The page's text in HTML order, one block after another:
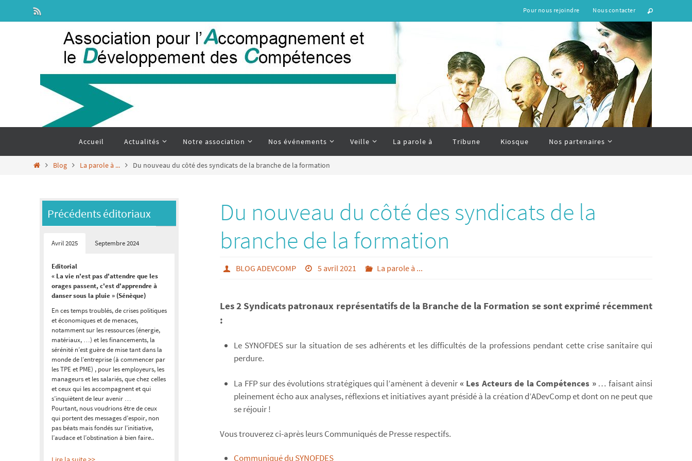
Pour nous rejoindre Nous contacter
Accueil Actualités Notre association Nos événements Veille La parole à Tribune Kiosque Nos partenaires
HomeBlog La parole à ... Du nouveau du côté des syndicats de la branche de la formation
Du nouveau du côté des syndicats de la
branche de la formation
BLOG ADEVCOMP 5 avril 2021 La parole à ...
Les 2 Syndicats patronaux représentatifs de la Branche de la Formation se sont exprimé récemment
:
Le SYNOFDES sur la situation de ses adhérents et les difficultés de la professions pendant cette crise sanitaire qui
perdure.
La FFP sur des évolutions stratégiques qui l’amènent à devenir« Les Acteurs de la Compétences »… faisant ainsi
pleinement écho aux analyses, réflexions et initiatives ayant présidé à la création d’ADevComp et dont on ne peut que
se réjouir !
Vous trouverez ci-après leurs Communiqués de Presse respectifs.
Communiqué du SYNOFDES
Précédents éditoriaux
Avril 2025 Septembre 2024
Editorial
« La vie n'est pas d'attendre que les
orages passent, c'est d'apprendre à
danser sous la pluie » (Sénèque)
En ces temps troublés, de crises politiques
et économiques et de menaces,
notamment sur les ressources (énergie,
matériaux, …) et les financements, la
sérénité n’est guère de mise tant dans la
monde de l’entreprise (à commencer par
les TPE et PME) , pour les employeurs, les
manageurs et les salariés, que chez celles
et ceux qui les accompagnent et qui
s’inquiètent de leur avenir …
Pourtant, nous voudrions être de ceux
qui portent des messages d’espoir, non
pas béats mais fondés sur l’initiative,
l’audace et l’obstination à bien faire..